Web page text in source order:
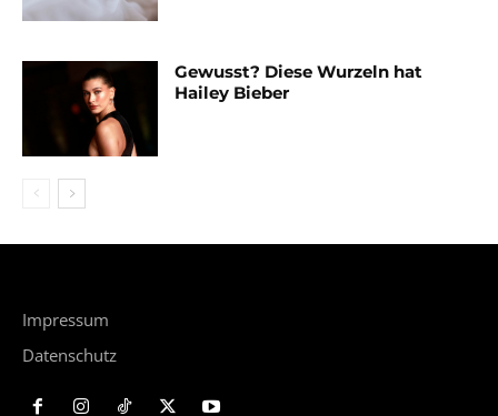
Gewusst? Diese Wurzeln hat
Hailey Bieber
Impressum
Datenschutz